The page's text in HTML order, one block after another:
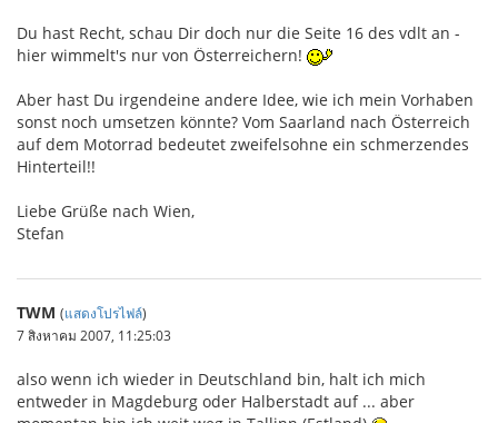
Du hast Recht, schau Dir doch nur die Seite 16 des vdlt an -
hier wimmelt's nur von Österreichern!
Aber hast Du irgendeine andere Idee, wie ich mein Vorhaben
sonst noch umsetzen könnte? Vom Saarland nach Österreich
auf dem Motorrad bedeutet zweifelsohne ein schmerzendes
Hinterteil!!
Liebe Grüße nach Wien,
Stefan
TWM (แสดงโปรไฟล์)
7 สิงหาคม 2007, 11:25:03
also wenn ich wieder in Deutschland bin, halt ich mich
entweder in Magdeburg oder Halberstadt auf ... aber